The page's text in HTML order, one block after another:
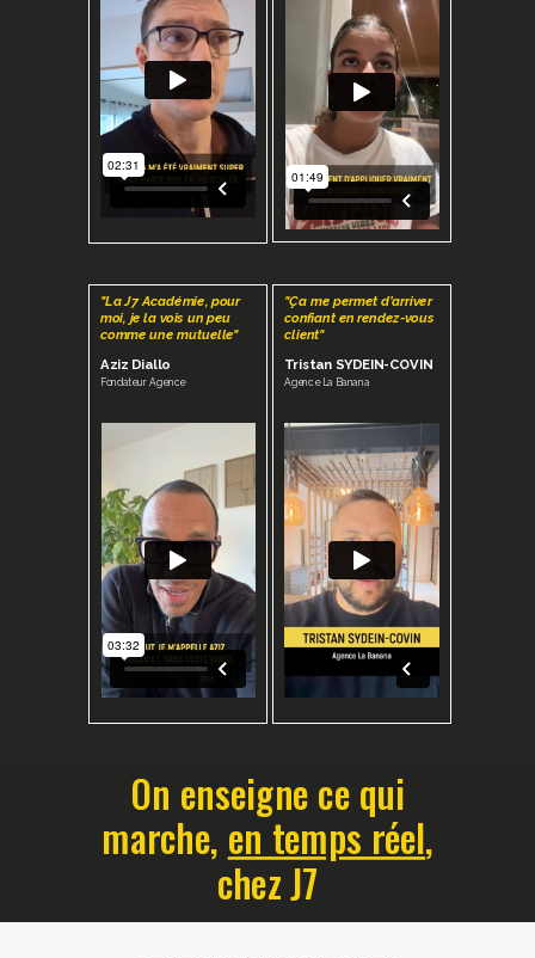
On enseigne ce qui
marche, en temps réel,
chez J7
"La J7 Académie, pour
moi, je la vois un peu
comme une mutuelle"
Aziz Diallo
Fondateur Agence
"Ça me permet d’arriver
confiant en rendez-vous
client"
Tristan SYDEIN-COVIN
Agence La Banana